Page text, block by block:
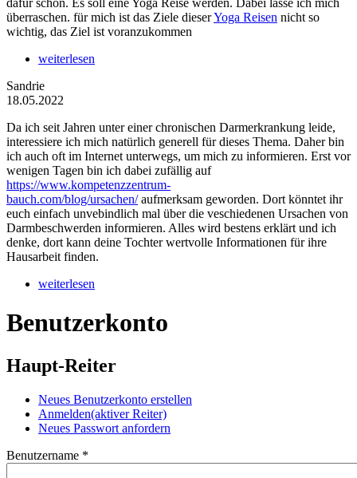
dafür schon. Es soll eine Yoga Reise werden. Dabei lasse ich mich
überraschen. für mich ist das Ziele dieserYoga Reisen nicht so
wichtig, das Ziel ist voranzukommen
weiterlesen
Sandrie
18.05.2022
Da ich seit Jahren unter einer chronischen Darmerkrankung leide,
interessiere ich mich natürlich generell für dieses Thema. Daher bin
ich auch oft im Internet unterwegs, um mich zu informieren. Erst vor
wenigen Tagen bin ich dabei zufällig auf
https://www.kompetenzzentrum-
bauch.com/blog/ursachen/aufmerksam geworden. Dort könntet ihr
euch einfach unvebindlich mal über die veschiedenen Ursachen von
Darmbeschwerden informieren. Alles wird bestens erklärt und ich
denke, dort kann deine Tochter wertvolle Informationen für ihre
Hausarbeit finden.
weiterlesen
Benutzerkonto
Haupt-Reiter
Neues Benutzerkonto erstellen
Anmelden(aktiver Reiter)
Neues Passwort anfordern
Benutzername *